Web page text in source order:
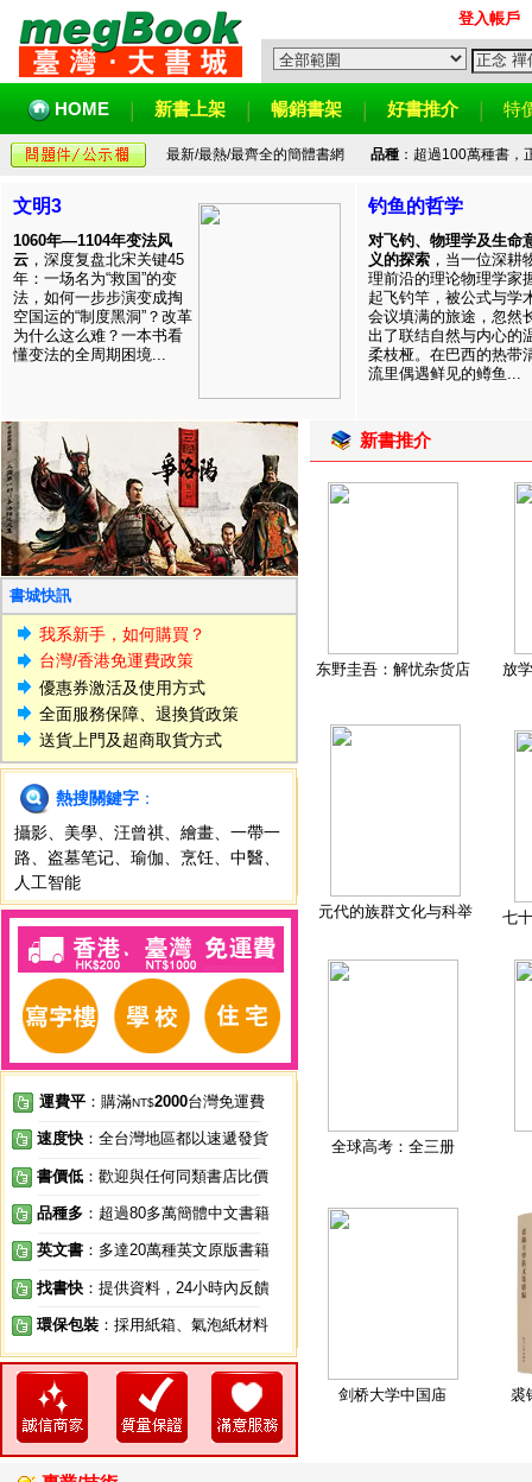
登入帳戶
HOME 新書上架 暢銷書架 好書推介 特
最新/最熱/最齊全的簡體書網 品種：超過100萬種書，
文明3
1060年—1104年变法风
云 ，深度复盘北宋关键45
年：一场名为“救国”的变
法，如何一步步演变成掏
空国运的“制度黑洞”？改革
为什么这么难？一本书看
懂变法的全周期困境...
钓鱼的哲学
对飞钓、物理学及生命
义的探索 ，当一位深耕
理前沿的理论物理学家
起飞钓竿，被公式与学
会议填满的旅途，忽然
出了联结自然与内心的
柔枝桠。在巴西的热带
流里偶遇鲜见的鳟鱼...
書城快訊
我系新手，如何購買？
台灣/香港免運費政策
優惠券激活及使用方式
全面服務保障、退換貨政策
送貨上門及超商取貨方式
熱搜關鍵字 ：
攝影
美學 汪曾祺 繪畫
一帶一
路
盗墓笔记 瑜伽 烹饪 中醫
人工智能
運費平 ：購滿NT$2000台灣免運費
速度快 ：全台灣地區都以速遞發貨
書價低 ：歡迎與任何同類書店比價
品種多 ：超過80多萬簡體中文書籍
英文書 ：多達20萬種英文原版書籍
找書快 ：提供資料，24小時內反饋
環保包裝 ：採用紙箱、氣泡紙材料
新書推介
东野圭吾：解忧杂货店 放
元代的族群文化与科举 七
全球高考：全三册
剑桥大学中国庙 裘